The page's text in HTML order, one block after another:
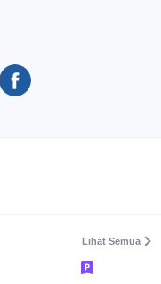
Lihat Semua